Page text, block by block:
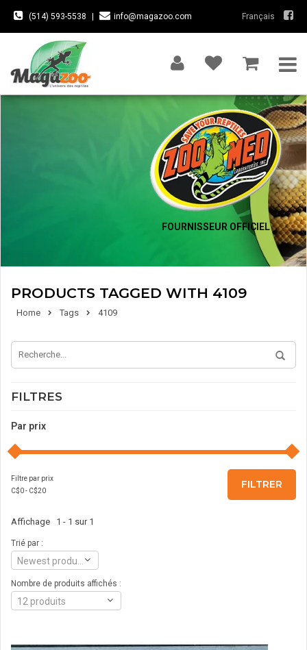
(514) 593-5538 info@magazoo.com Français
FOURNISSEUR OFFICIEL
PRODUCTS TAGGED WITH 4109
Home Tags 4109
FILTRES
Par prix
Filtre par prix
C$0- C$20
FILTRER
Affichage 1 - 1 sur 1
Trié par :
Nombre de produits affichés :
12 produits